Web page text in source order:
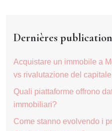
Dernières
Acquistare un immobile a
vs rivalutazione del capitale
Quali piattaforme offrono
immobiliari?
Come stanno evolvendo i